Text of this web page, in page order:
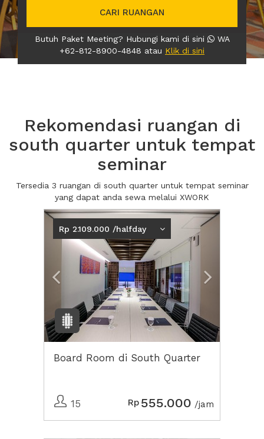
CARI RUANGAN
Butuh Paket Meeting? Hubungi kami di sini
WA
+62-812-8900-4848 atau Klik di sini
Rekomendasi ruangan di
south quarter untuk tempat
seminar
Tersedia 3 ruangan di south quarter untuk tempat seminar
yang dapat anda sewa melalui XWORK
Previous Next2
Rp 2.109.000 /halfday
Board Room di South Quarter
15 Rp 555.000 /jam